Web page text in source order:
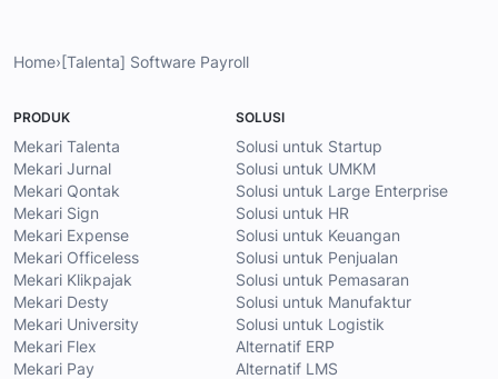
Home›[Talenta] Software Payroll
PRODUK
Mekari Talenta
Mekari Jurnal
Mekari Qontak
Mekari Sign
Mekari Expense
Mekari Officeless
Mekari Klikpajak
Mekari Desty
Mekari University
Mekari Flex
Mekari Pay
SOLUSI
Solusi untuk Startup
Solusi untuk UMKM
Solusi untuk Large Enterprise
Solusi untuk HR
Solusi untuk Keuangan
Solusi untuk Penjualan
Solusi untuk Pemasaran
Solusi untuk Manufaktur
Solusi untuk Logistik
Alternatif ERP
Alternatif LMS